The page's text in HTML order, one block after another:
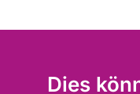
Dies